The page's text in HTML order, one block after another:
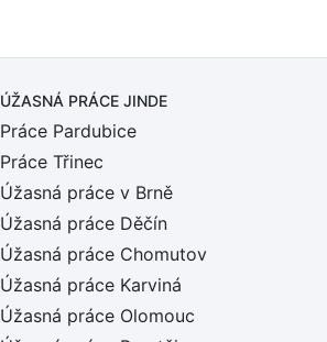
ÚŽASNÁ PRÁCE JINDE
Práce Pardubice
Práce Třinec
Úžasná práce v Brně
Úžasná práce Děčín
Úžasná práce Chomutov
Úžasná práce Karviná
Úžasná práce Olomouc